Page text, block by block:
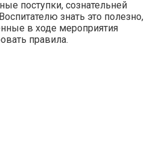
поступки, сознательней
знать это полезно,
в ходе мероприятия
правила.